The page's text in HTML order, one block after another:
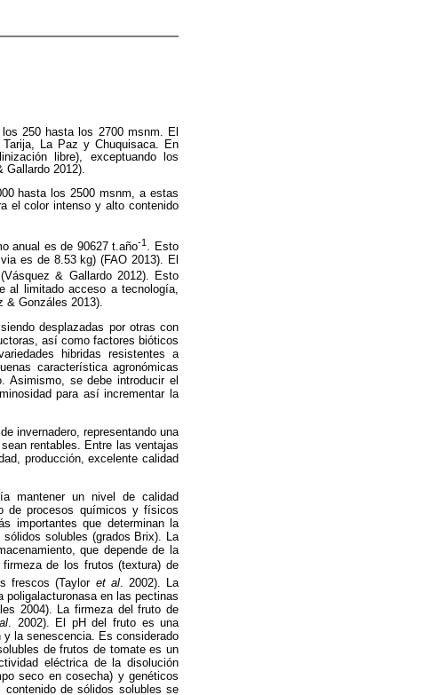
250 hasta los 2700 msnm. El
La Paz y Chuquisaca. En
libre), exceptuando los
Gallardo 2012).
hasta los 2500 msnm, a estas
el color intenso y alto contenido
anual es de 90627 t.año-1
. Esto
es de 8.53 kg) (FAO 2013). El
& Gallardo 2012). Esto
al limitado acceso a tecnología,
Gonzáles 2013).
desplazadas por otras con
así como factores bióticos
hibridas resistentes a
característica agronómicas
Asimismo, se debe introducir el
para así incrementar la
invernadero, representando una
rentables. Entre las ventajas
producción, excelente calidad
mantener un nivel de calidad
de procesos químicos y físicos
importantes que determinan la
solubles (grados Brix). La
que depende de la
firmeza de los frutos (textura) de
frescos (Taylor et al. 2002). La
en las pectinas
2004). La firmeza del fruto de
. 2002). El pH del fruto es una
la senescencia. Es considerado
de frutos de tomate es un
eléctrica de la disolución
seco en cosecha) y genéticos
contenido de sólidos solubles se